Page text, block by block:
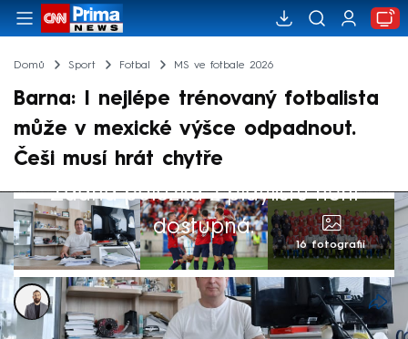
Domů Sport Fotbal MS ve fotbale 2026
Barna: I nejlépe trénovaný fotbalista
může v mexické výšce odpadnout.
Češi musí hrát chytře
Žádná položka z playlistu není
dostupná.
16 fotografií
Alexandr Božilov
10. čvn 2026, 17:27